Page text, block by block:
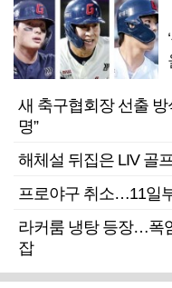
새 축구협회장 선출
명”
해체설 뒤집은 LIV 골
프로야구 취소…11일
라커룸 냉탕 등장…폭
잡